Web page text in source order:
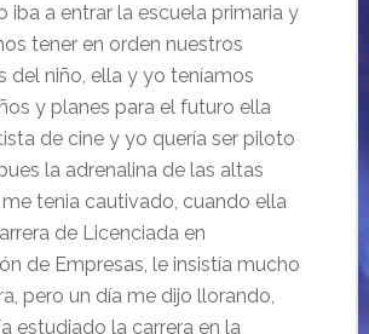
iba a entrar la escuela primaria y
tener en orden nuestros
del niño, ella y yo teníamos
y planes para el futuro ella
de cine y yo quería ser piloto
la adrenalina de las altas
tenia cautivado, cuando ella
de Licenciada en
de Empresas, le insistía mucho
pero un día me dijo llorando,
estudiado la carrera en la